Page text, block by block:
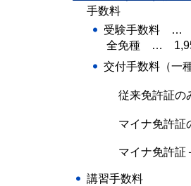
手数料
受験手数料 …
全免種 …
交付手数料（一
従来免許証
マイナ免許
マイナ免許
講習手数料